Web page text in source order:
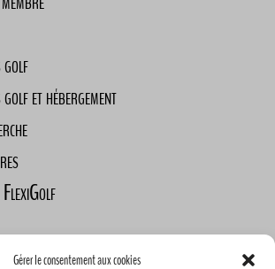
Gérer le consentement aux cookies
golf
et hébergement
nomades